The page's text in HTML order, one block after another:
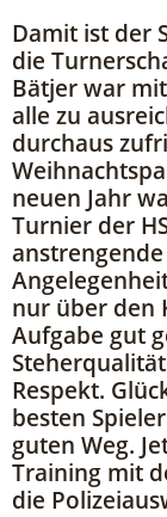
Damit ist der
die
Bätjer war
alle zu
durchaus
neuen Jahr
Turnier der
nur über den
Aufgabe gut
Respekt.
besten
guten Weg.
Training mit
die